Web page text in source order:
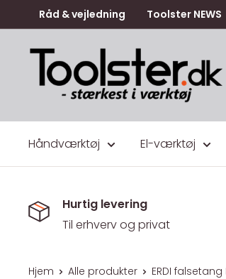
til
indhold
Råd & vejledning Toolster NEWS
Toolster.dk
Håndværktøj El-værktøj
Hurtig levering
Til erhverv og privat
Hjem Alle produkter ERDI falsetang